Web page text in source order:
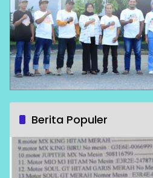
Berita Populer